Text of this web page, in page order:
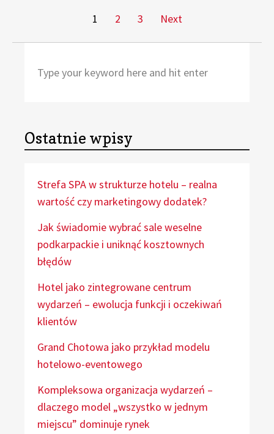
Page
1 Page
2 Page
3 Next
for:
Ostatnie wpisy
Strefa SPA w strukturze hotelu – realna
wartość czy marketingowy dodatek?
Jak świadomie wybrać sale weselne
podkarpackie i uniknąć kosztownych
błędów
Hotel jako zintegrowane centrum
wydarzeń – ewolucja funkcji i oczekiwań
klientów
Grand Chotowa jako przykład modelu
hotelowo-eventowego
Kompleksowa organizacja wydarzeń –
dlaczego model „wszystko w jednym
miejscu” dominuje rynek